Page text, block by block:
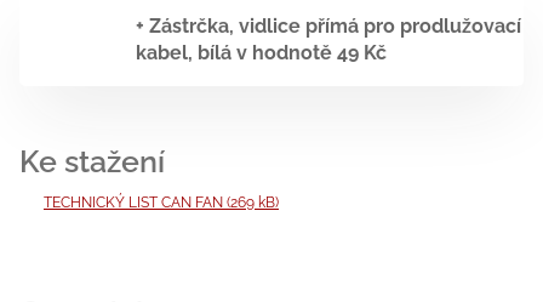
+ Zástrčka, vidlice přímá pro prodlužovací
kabel, bílá v hodnotě 49 Kč
TECHNICKÝ LIST CAN FAN (269 kB)